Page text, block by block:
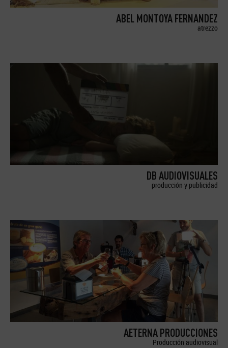
ABEL MONTOYA FERNANDEZ
atrezzo
DB AUDIOVISUALES
producción y publicidad
AETERNA PRODUCCIONES
Producción audiovisual